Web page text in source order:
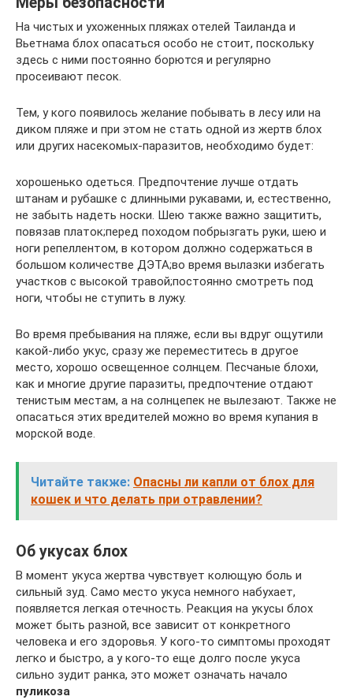
На чистых и ухоженных пляжах отелей Таиланда и
Вьетнама блох опасаться особо не стоит, поскольку
здесь с ними постоянно борются и регулярно
просеивают песок.
Тем, у кого появилось желание побывать в лесу или на
диком пляже и при этом не стать одной из жертв блох
или других насекомых-паразитов, необходимо будет:
хорошенько одеться. Предпочтение лучше отдать
штанам и рубашке с длинными рукавами, и, естественно,
не забыть надеть носки. Шею также важно защитить,
повязав платок;перед походом побрызгать руки, шею и
ноги репеллентом, в котором должно содержаться в
большом количестве ДЭТА;во время вылазки избегать
участков с высокой травой;постоянно смотреть под
ноги, чтобы не ступить в лужу.
Во время пребывания на пляже, если вы вдруг ощутили
какой-либо укус, сразу же переместитесь в другое
место, хорошо освещенное солнцем. Песчаные блохи,
как и многие другие паразиты, предпочтение отдают
тенистым местам, а на солнцепек не вылезают. Также не
опасаться этих вредителей можно во время купания в
морской воде.
Читайте также: Опасны ли капли от блох для
кошек и что делать при отравлении?
Об укусах блох
В момент укуса жертва чувствует колющую боль и
сильный зуд. Само место укуса немного набухает,
появляется легкая отечность. Реакция на укусы блох
может быть разной, все зависит от конкретного
человека и его здоровья. У кого-то симптомы проходят
легко и быстро, а у кого-то еще долго после укуса
сильно зудит ранка, это может означать начало
пуликоза